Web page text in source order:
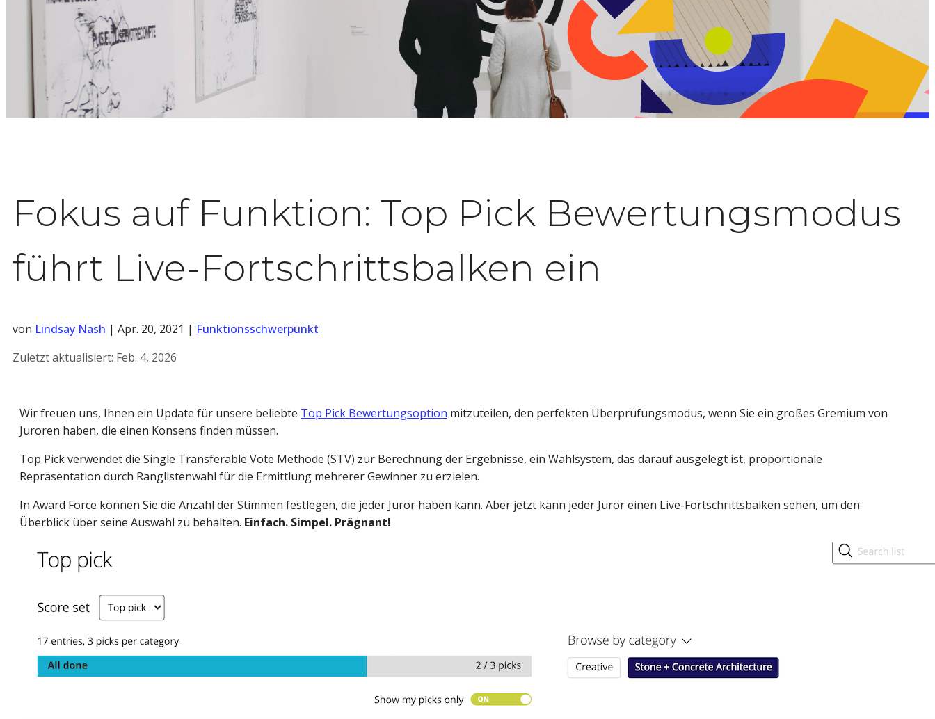
Fokus auf Funktion: Top Pick Bewertungsmodus
führt Live-Fortschrittsbalken ein
von Lindsay Nash | Apr. 20, 2021 | Funktionsschwerpunkt
Zuletzt aktualisiert: Feb. 4, 2026
Wir freuen uns, Ihnen ein Update für unsere beliebte Top Pick Bewertungsoption mitzuteilen, den perfekten Überprüfungsmodus, wenn Sie ein großes Gremium von
Juroren haben, die einen Konsens finden müssen.
Top Pick verwendet die Single Transferable Vote Methode (STV) zur Berechnung der Ergebnisse, ein Wahlsystem, das darauf ausgelegt ist, proportionale
Repräsentation durch Ranglistenwahl für die Ermittlung mehrerer Gewinner zu erzielen.
In Award Force können Sie die Anzahl der Stimmen festlegen, die jeder Juror haben kann. Aber jetzt kann jeder Juror einen Live-Fortschrittsbalken sehen, um den
Überblick über seine Auswahl zu behalten. Einfach. Simpel. Prägnant!